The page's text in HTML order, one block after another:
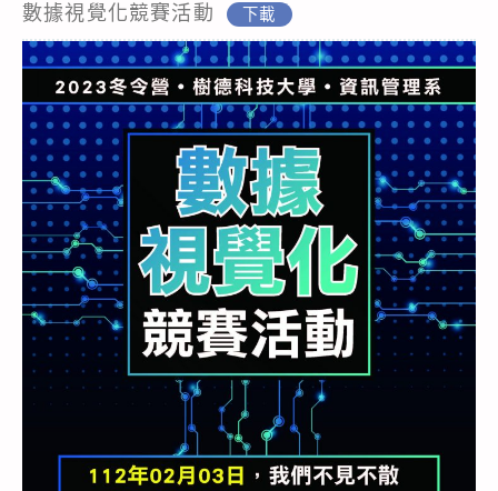
數據視覺化競賽活動 下載